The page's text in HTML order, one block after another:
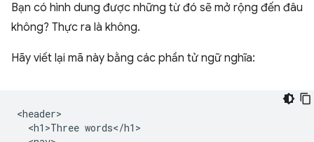
Bạn có hình dung được những từ đó sẽ mở rộng đến đâu
không? Thực ra là không.
Hãy viết lại mã này bằng các phần tử ngữ nghĩa:
<header>
  <h1>Three words</h1>